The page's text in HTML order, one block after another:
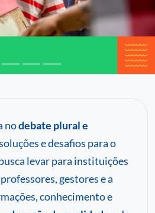
nodebate plural e
e desafios para o
levar para instituições
gestores e a
conhecimento e